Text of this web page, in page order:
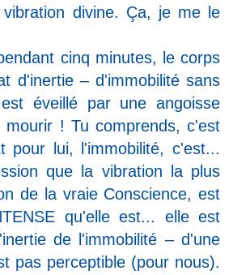
divine. Ça, je me le
cinq minutes, le corps
d'inertie – d'immobilité sans
éveillé par une angoisse
mourir ! Tu comprends, c'est
pour lui, l'immobilité, c'est...
que la vibration la plus
de la vraie Conscience, est
qu'elle est... elle est
de l'immobilité – d'une
pas perceptible (pour nous).